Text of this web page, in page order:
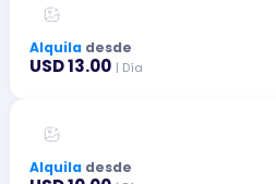
Alquila desde
USD 13.00 | Día
Alquila desde